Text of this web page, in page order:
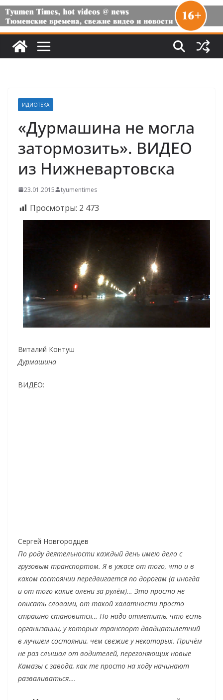
ИДИОТЕКА
«Дурмашина не могла
затормозить». ВИДЕО
из Нижневартовска
23.01.2015 tyumentimes
Просмотры: 2 473
Виталий Контуш
Дурмашина
ВИДЕО:
Сергей Новгородцев
По роду деятельности каждый день имею дело с
грузовым транспортом. Я в ужасе от того, что и в
каком состоянии передвигается по дорогам (а иногда
и от того какие олени за рулём)… Это просто не
описать словами, от такой халатности просто
страшно становится… Но надо отметить, что есть
организации, у которых транспорт двадцатилетний
в лучшем состоянии, чем свежие у некоторых. Причём
не раз слышал от водителей, перегоняющих новые
Камазы с завода, как те просто на ходу начинают
разваливаться….